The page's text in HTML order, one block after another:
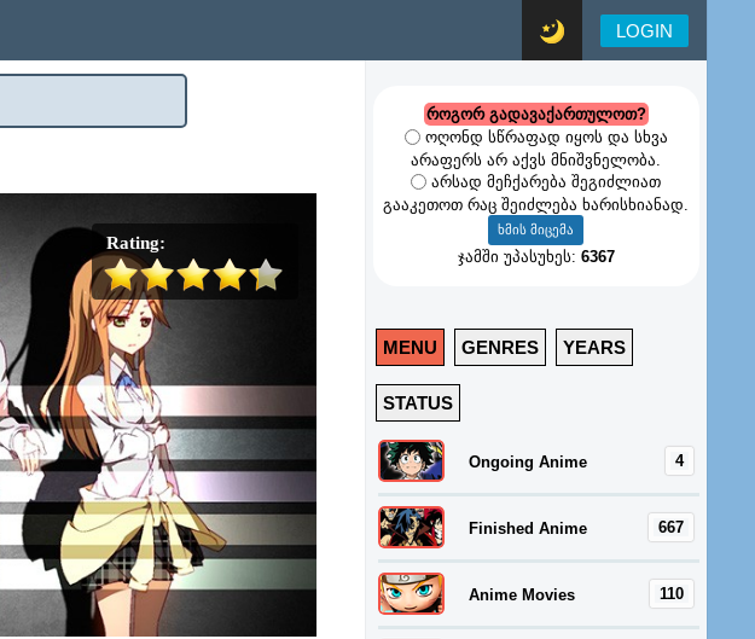
LOGIN
Rating:
როგორ გადავაქართულოთ?
ოღონდ სწრაფად იყოს და სხვა
არაფერს არ აქვს მნიშვნელობა.
არსად მეჩქარება შეგიძლიათ
გააკეთოთ რაც შეიძლება ხარისხიანად.
ჯამში უპასუხეს: 6367
MENU GENRES YEARS
STATUS
4
Ongoing Anime
667
Finished Anime
110
Anime Movies